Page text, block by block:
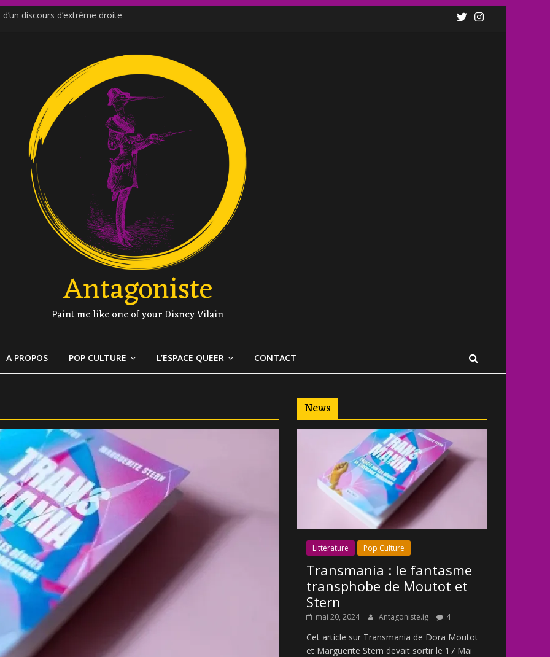
discours d’extrême droite
Antagoniste
Paint me like one of your Disney Vilain
A PROPOS POP CULTURE L’ESPACE QUEER CONTACT
News
Littérature Pop Culture
Transmania : le fantasme
transphobe de Moutot et
Stern
mai 20, 2024 Antagoniste.ig 4
Cet article sur Transmania de Dora Moutot
et Marguerite Stern devait sortir le 17 Mai